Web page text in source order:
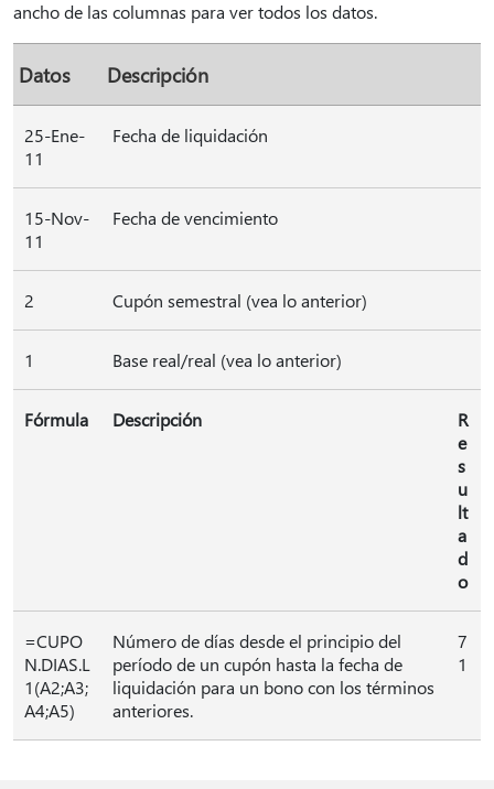
ancho de las columnas para ver todos los datos.
Datos Descripción
25-Ene-
11
Fecha de liquidación
15-Nov-
11
Fecha de vencimiento
2 Cupón semestral (vea lo anterior)
1 Base real/real (vea lo anterior)
Fórmula Descripción
R
e
s
u
lt
a
d
o
=CUPO
N.DIAS.L
1(A2;A3;
A4;A5)
Número de días desde el principio del
período de un cupón hasta la fecha de
liquidación para un bono con los términos
anteriores.
7
1